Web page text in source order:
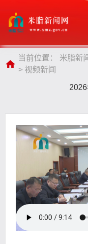
当前位置： 米脂新
> 视频新闻